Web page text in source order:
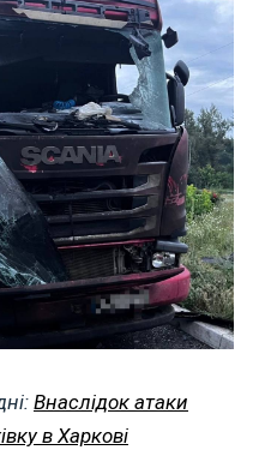
Внаслідок атаки
в Харкові